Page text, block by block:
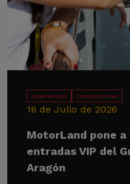
Experiencias Competiciones
16 de Julio de 2026
MotorLand pone
entradas VIP del
Aragón